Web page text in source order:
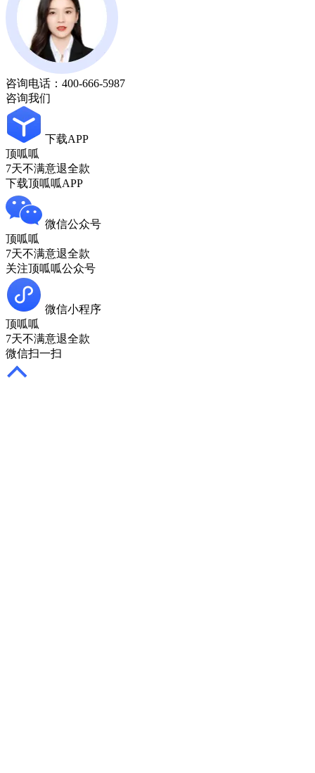
咨询电话： 400-666-5987
咨询我们
下载APP
顶呱呱
7天不满意退全款
下载顶呱呱APP
微信公众号
顶呱呱
7天不满意退全款
关注顶呱呱公众号
微信小程序
顶呱呱
7天不满意退全款
微信扫一扫